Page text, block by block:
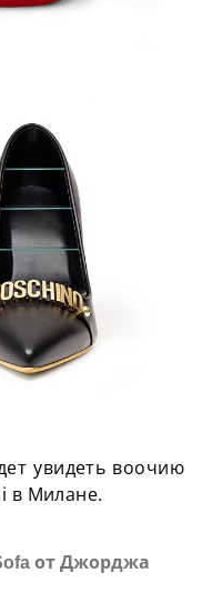
увидеть воочию
в Милане.
от Джорджа